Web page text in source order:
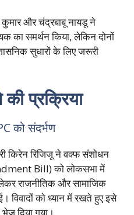
कुमार और चंद्रबाबू नायडू ने
का समर्थन किया, लेकिन दोनों
सुधारों के लिए जरूरी
की प्रक्रिया
को संदर्भण
किरेन रिजिजू ने वक्फ संशोधन
Bill) को लोकसभा में
राजनीतिक और सामाजिक
विवादों को ध्यान में रखते हुए इसे
दिया गया।